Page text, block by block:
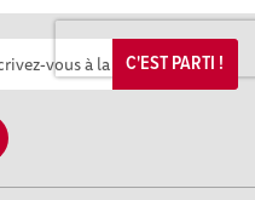
C'EST PARTI !